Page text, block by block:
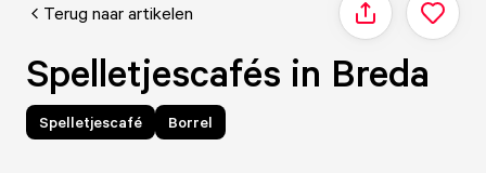
Terug naar artikelen Delen
Spelletjescafés in Breda
Spelletjescafé Borrel